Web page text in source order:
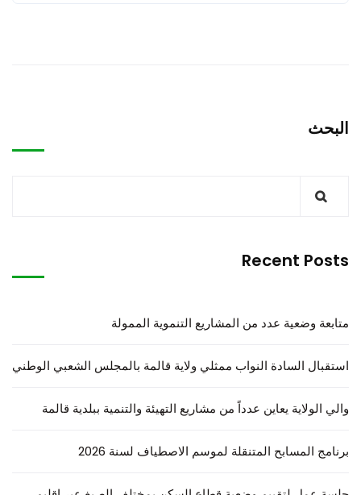
البحث
Recent Posts
متابعة وضعية عدد من المشاريع التنموية الممولة
استقبال السادة النواب ممثلي ولاية قالمة بالمجلس الشعبي الوطني
والي الولاية يعاين عدداً من مشاريع التهيئة والتنمية ببلدية قالمة
برنامج المسابح المتنقلة لموسم الاصطياف لسنة 2026